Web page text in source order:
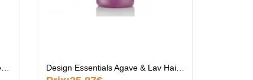
Design Essentials Agave & Lav Hair Bath